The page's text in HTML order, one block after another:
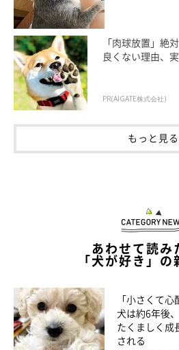
腰やら肩やら痛くなるというような話
それなら、四足歩行を続けている柴犬
ないかと思うのです。
となると、柴犬さんがストレッチをし
いる”からではなく、
丸くなって寝た後など、縮こまった身
とでしょうか。
「肉球放置」絶
良くない理由、
PR(AIGATE株式会社)
もっと見る
あわせて読み
「犬が好き」
「小さくて
犬は約6年後
たくましく成
される